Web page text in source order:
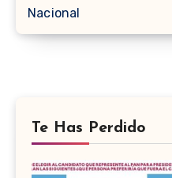
Nacional
Te Has Perdido